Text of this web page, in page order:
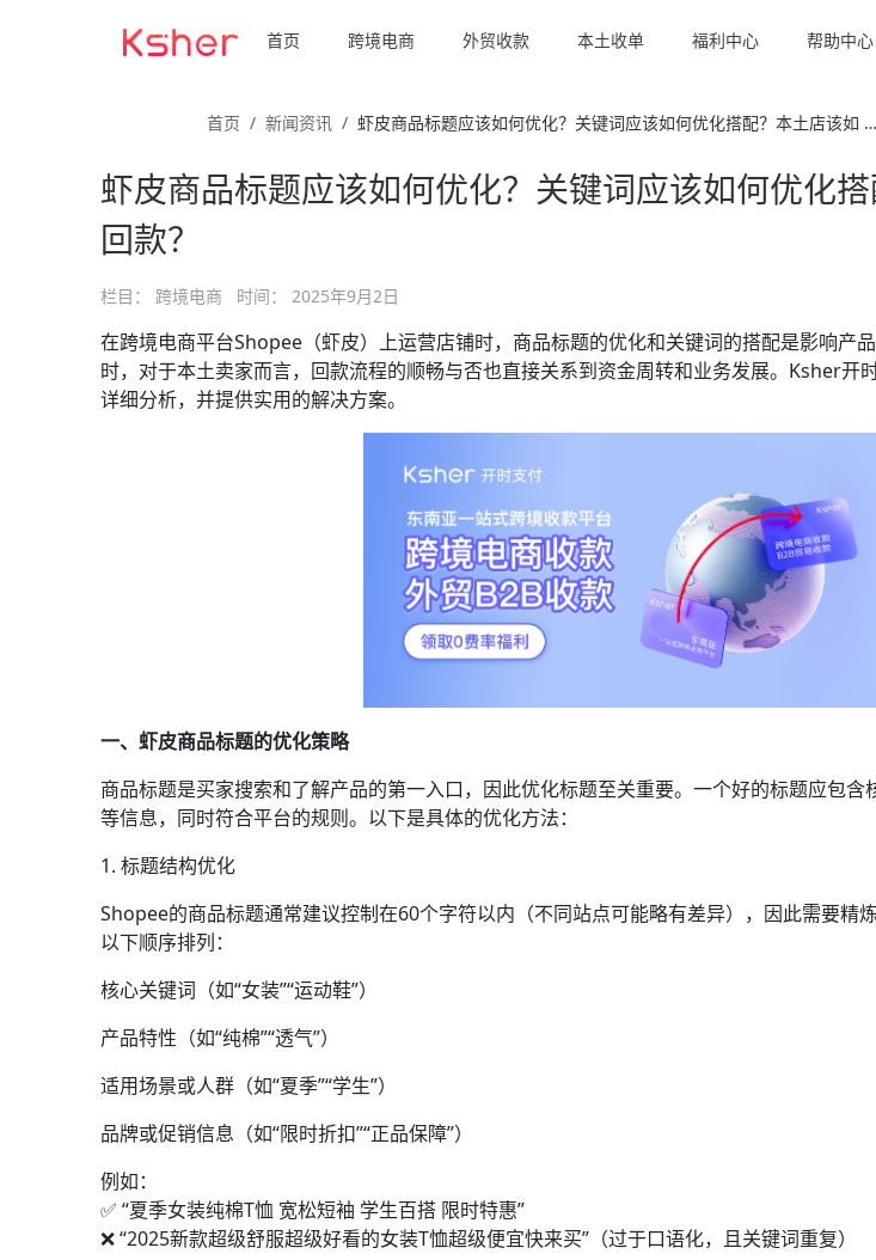
首页 跨境电商 外贸收款 本土收单 福利中心 帮助中心
首页 新闻资讯 虾皮商品标题应该如何优化？关键词应该如何优化搭配？本土店该如 …
虾皮商品标题应该如何优化？关键词应该如何优化
回款？
栏目： 跨境电商 时间： 2025年9月2日
在跨境电商平台Shopee（虾皮）上运营店铺时，商品标题的优化和关键词的搭配是影响产
时，对于本土卖家而言，回款流程的顺畅与否也直接关系到资金周转和业务发展。Ksher开
详细分析，并提供实用的解决方案。
一、虾皮商品标题的优化策略
商品标题是买家搜索和了解产品的第一入口，因此优化标题至关重要。一个好的标题应包含
等信息，同时符合平台的规则。以下是具体的优化方法：
1. 标题结构优化
Shopee的商品标题通常建议控制在60个字符以内（不同站点可能略有差异），因此需要精
以下顺序排列：
核心关键词（如“女装”“运动鞋”）
产品特性（如“纯棉”“透气”）
适用场景或人群（如“夏季”“学生”）
品牌或促销信息（如“限时折扣”“正品保障”）
例如：
✅ “夏季女装纯棉T恤 宽松短袖 学生百搭 限时特惠”
❌ “2025新款超级舒服超级好看的女装T恤超级便宜快来买”（过于口语化，且关键词重复）